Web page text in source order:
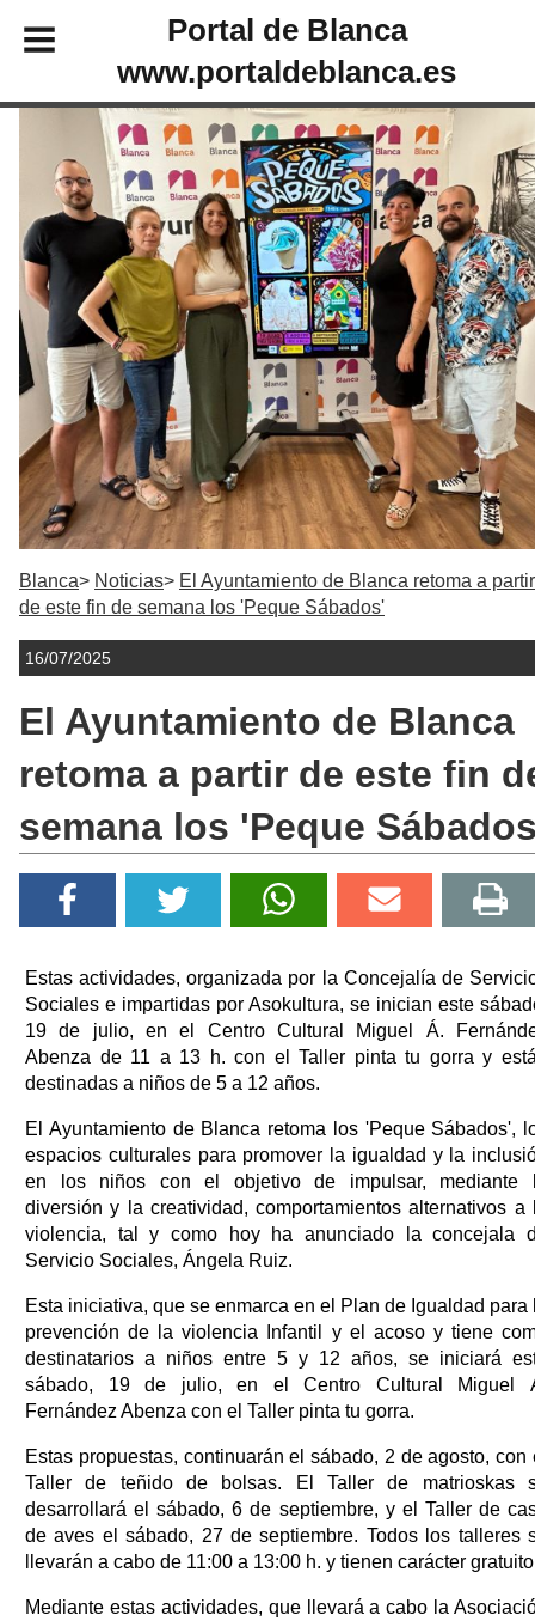
Portal de Blanca
www.portaldeblanca.es
Blanca Noticias
El Ayuntamiento de Blanca retoma a partir
de este fin de semana los 'Peque Sábados'
16/07/2025
El Ayuntamiento de Blanca
retoma a partir de este fin
semana los 'Peque
Estas actividades, organizada por la Concejalía de
Sociales e impartidas por Asokultura, se inician este
19 de julio, en el Centro Cultural Miguel Á.
Abenza de 11 a 13 h. con el Taller pinta tu gorra y
destinadas a niños de 5 a 12 años.
El Ayuntamiento de Blanca retoma los 'Peque Sábados',
espacios culturales para promover la igualdad y la
en los niños con el objetivo de impulsar, mediante
diversión y la creatividad, comportamientos alternativos a
violencia, tal y como hoy ha anunciado la concejala
Servicio Sociales, Ángela Ruiz.
Esta iniciativa, que se enmarca en el Plan de Igualdad para
prevención de la violencia Infantil y el acoso y tiene
destinatarios a niños entre 5 y 12 años, se iniciará
sábado, 19 de julio, en el Centro Cultural Miguel
Fernández Abenza con el Taller pinta tu gorra.
Estas propuestas, continuarán el sábado, 2 de agosto, con
Taller de teñido de bolsas. El Taller de matrioskas
desarrollará el sábado, 6 de septiembre, y el Taller de
de aves el sábado, 27 de septiembre. Todos los talleres
llevarán a cabo de 11:00 a 13:00 h. y tienen carácter
Mediante estas actividades, que llevará a cabo la